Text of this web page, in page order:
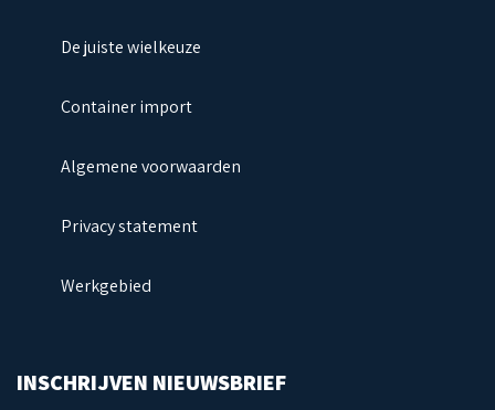
De juiste wielkeuze
Container import
Algemene voorwaarden
Privacy statement
Werkgebied
INSCHRIJVEN NIEUWSBRIEF